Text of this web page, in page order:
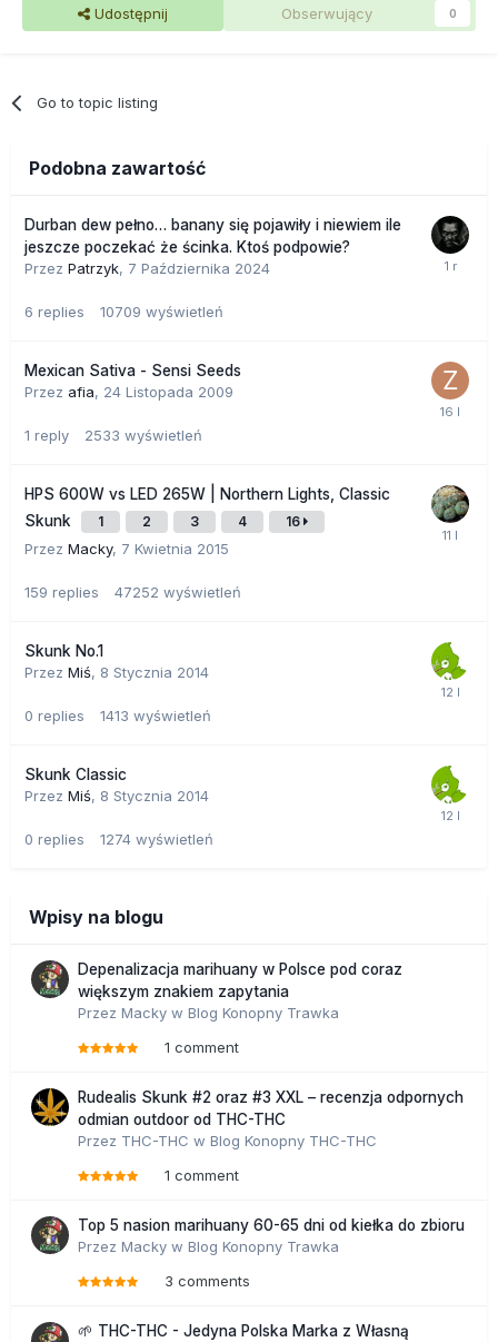
Udostępnij Obserwujący 0
Go to topic listing
Podobna zawartość
Durban dew pełno… banany się pojawiły i niewiem ile
jeszcze poczekać że ścinka. Ktoś podpowie?
Przez Patrzyk, 7 Października 2024
6 replies 10709 wyświetleń
Mexican Sativa - Sensi Seeds
Przez afia, 24 Listopada 2009
1 reply 2533 wyświetleń
HPS 600W vs LED 265W | Northern Lights, Classic
Skunk
1 2 3 4 16
Przez Macky, 7 Kwietnia 2015
159 replies 47252 wyświetleń
Skunk No.1
Przez Miś, 8 Stycznia 2014
0 replies 1413 wyświetleń
Skunk Classic
Przez Miś, 8 Stycznia 2014
0 replies 1274 wyświetleń
Wpisy na blogu
Depenalizacja marihuany w Polsce pod coraz
większym znakiem zapytania
Przez Macky w Blog Konopny Trawka
1 comment
Rudealis Skunk #2 oraz #3 XXL – recenzja odpornych
odmian outdoor od THC-THC
Przez THC-THC w Blog Konopny THC-THC
1 comment
Top 5 nasion marihuany 60-65 dni od kiełka do zbioru
Przez Macky w Blog Konopny Trawka
3 comments
🌱 THC-THC - Jedyna Polska Marka z Własną